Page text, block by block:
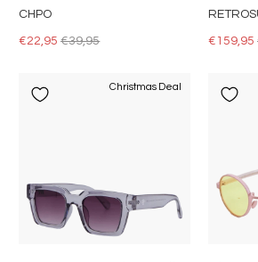
CHPO
€22,95€39,95 €159,95
Christmas Deal